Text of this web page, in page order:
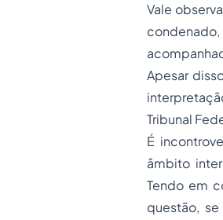
Vale
Apesar
Tribunal
É
âmbito
Tendo em
questão,